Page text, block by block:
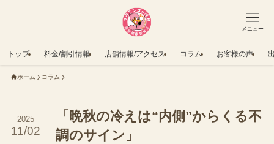
メニュー
トップ 料金/割引情報 店舗情報/アクセス コラム お客様の声
ホーム コラム
「晩秋の冷えは“内側”からくる不
調のサイン」
2025
11/02